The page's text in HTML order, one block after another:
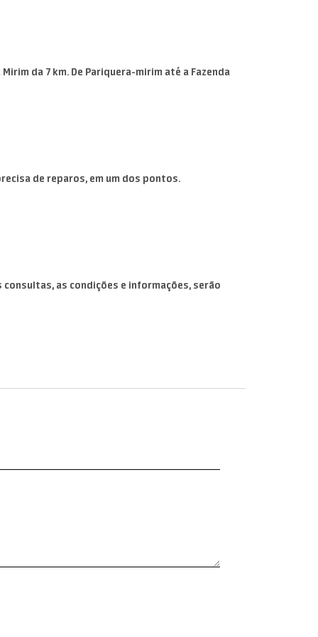
da 7 km. De Pariquera-mirim até a Fazenda
de reparos, em um dos pontos.
as condições e informações, serão